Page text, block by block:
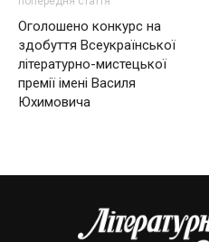
Оголошено конкурс на
здобуття Всеукраїнської
літературно-мистецької
премії імені Василя
Юхимовича